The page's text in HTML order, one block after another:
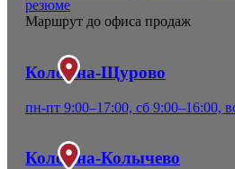
резюме
Маршрут до офиса продаж
Коломна-Щурово
пн-пт 9:00–17:00, сб 9:00–16:00,
Коломна-Колычево